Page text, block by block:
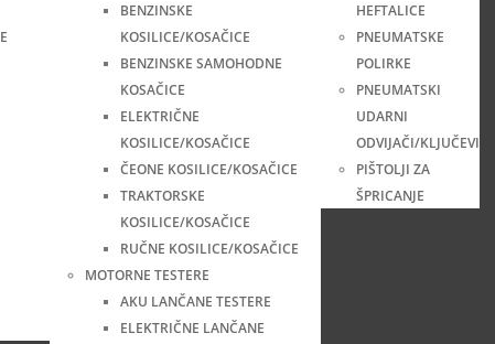
BENZINSKE
KOSILICE/KOSAČICE
BENZINSKE SAMOHODNE
KOSAČICE
ELEKTRIČNE
KOSILICE/KOSAČICE
ČEONE KOSILICE/KOSAČICE
TRAKTORSKE
KOSILICE/KOSAČICE
RUČNE KOSILICE/KOSAČICE
MOTORNE TESTERE
AKU LANČANE TESTERE
ELEKTRIČNE LANČANE
HEFTALICE
PNEUMATSKE
POLIRKE
PNEUMATSKI
UDARNI
ODVIJAČI/KLJUČEVI
PIŠTOLJI ZA
ŠPRICANJE